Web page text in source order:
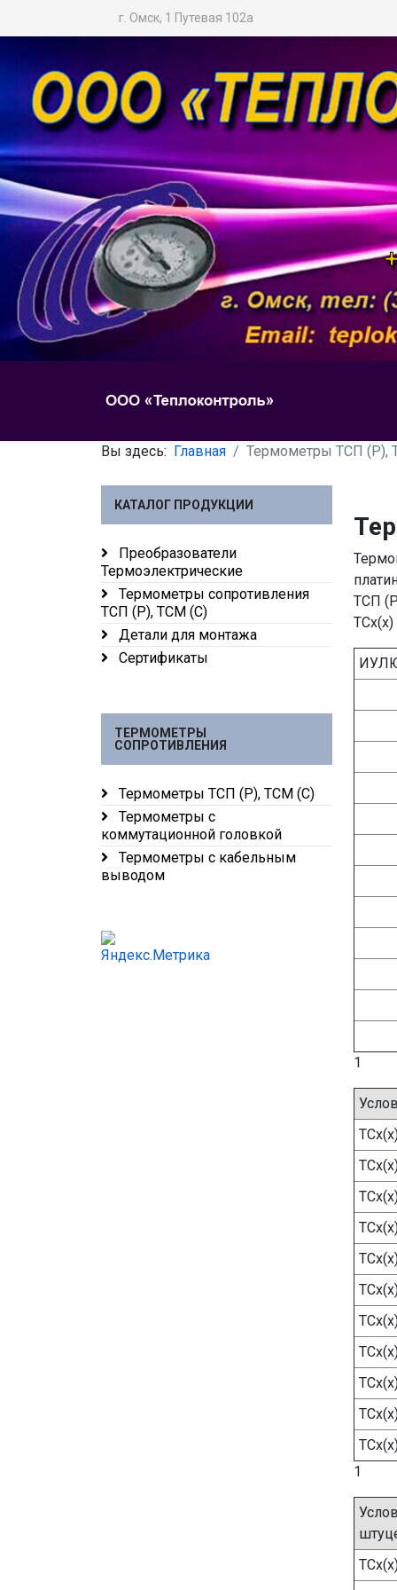
г. Омск, 1 Путевая 102а
Вы здесь: Главная Термометры ТСП (Р),
КАТАЛОГ ПРОДУКЦИИ
Преобразователи
Термоэлектрические
Термометры сопротивления
ТСП (Р), ТСМ (С)
Детали для монтажа
Сертификаты
ТЕРМОМЕТРЫ
СОПРОТИВЛЕНИЯ
Термометры ТСП (Р), ТСМ (С)
Термометры с
коммутационной головкой
Термометры с кабельным
выводом
ТСП
1
1